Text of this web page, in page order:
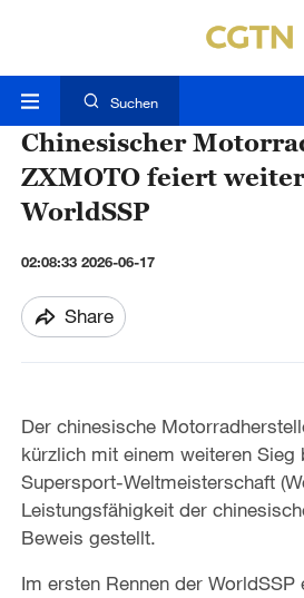
Suchen
Chinesischer
ZXMOTO feiert
WorldSSP
02:08:33 2026-06-17
Share
Der chinesische
kürzlich mit einem weiteren Sieg
Supersport-Weltmeisterschaft
Leistungsfähigkeit der
Beweis gestellt.
Im ersten Rennen der